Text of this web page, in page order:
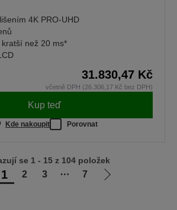
4K PRO-UHD
než 20 ms*
31.830,47 Kč
včetně DPH (26.306,17 Kč bez DPH)
Kup teď
Kde nakoupit Porovnat
1 2 3 ⋯ 7
Jít
se 1 - 15 z 104 položek